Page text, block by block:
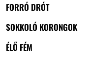
FORRÓ DRÓT
SOKKOLÓ KORONGOK
ÉLŐ FÉM